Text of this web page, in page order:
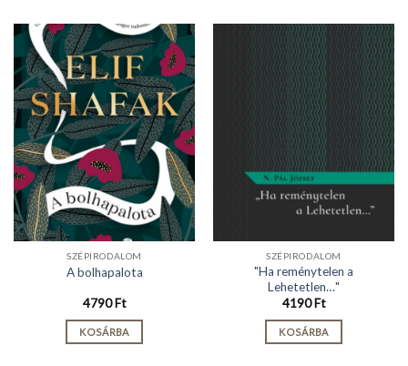
SZÉPIRODALOM
A bolhapalota
4790Ft
KOSÁRBA
SZÉPIRODALOM
"Ha reménytelen a
Lehetetlen…"
4190Ft
KOSÁRBA